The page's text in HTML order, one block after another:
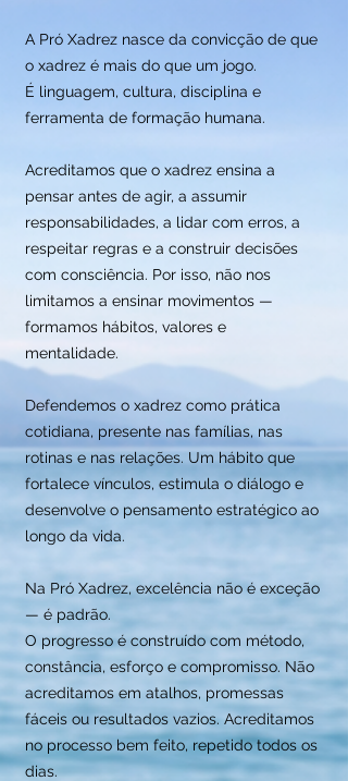
A Pró Xadrez nasce da convicção de que
o xadrez é mais do que um jogo.
É linguagem, cultura, disciplina e
ferramenta de formação humana.
Acreditamos que o xadrez ensina a
pensar antes de agir, a assumir
responsabilidades, a lidar com erros, a
respeitar regras e a construir decisões
com consciência. Por isso, não nos
limitamos a ensinar movimentos —
formamos hábitos, valores e
mentalidade.
Defendemos o xadrez como prática
cotidiana, presente nas famílias, nas
rotinas e nas relações. Um hábito que
fortalece vínculos, estimula o diálogo e
desenvolve o pensamento estratégico ao
longo da vida.
Na Pró Xadrez, excelência não é exceção
— é padrão.
O progresso é construído com método,
constância, esforço e compromisso. Não
acreditamos em atalhos, promessas
fáceis ou resultados vazios. Acreditamos
no processo bem feito, repetido todos os
dias.